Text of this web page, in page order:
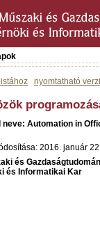
nyomtatható
Automation in
2016. január
és
és Informatikai Kar